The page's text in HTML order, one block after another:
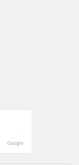
Google